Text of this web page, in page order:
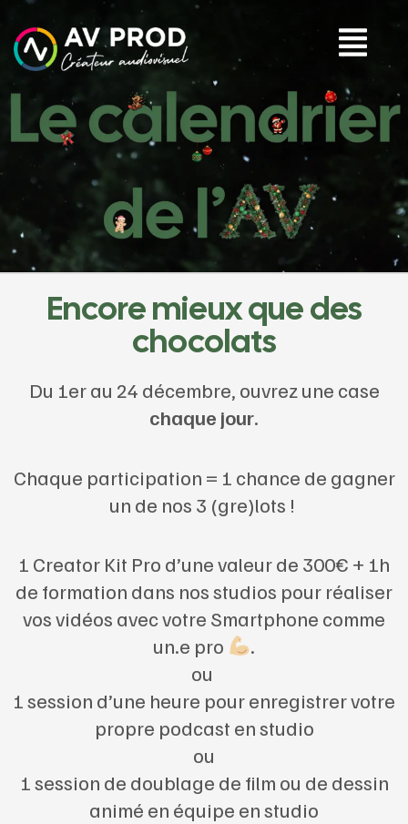
Encore mieux que des
chocolats
Du 1er au 24 décembre, ouvrez une case
chaque jour.
Chaque participation = 1 chance de gagner
un de nos 3 (gre)lots !
1 Creator Kit Pro d’une valeur de 300€ + 1h
de formation dans nos studios pour réaliser
vos vidéos avec votre Smartphone comme
un.e pro
.
ou
1 session d’une heure pour enregistrer votre
propre podcast en studio
ou
1 session de doublage de film ou de dessin
animé en équipe en studio